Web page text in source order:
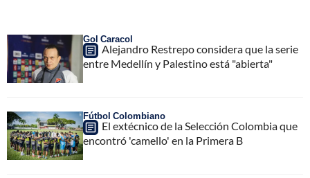
Gol Caracol
Alejandro Restrepo considera que la serie
entre Medellín y Palestino está "abierta"
Fútbol Colombiano
El extécnico de la Selección Colombia que
encontró 'camello' en la Primera B